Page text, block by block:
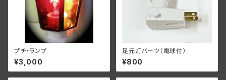
プチ・ランプ
¥3,000
足元灯パーツ（電球付）
¥800